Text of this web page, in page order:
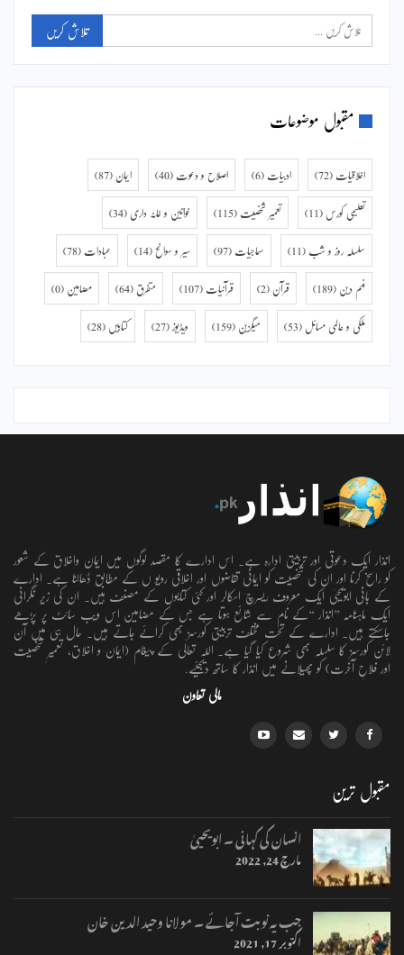
مقبول موضوعات
اخلاقیات (72) ادبیات (6) اصلاح و دعوت (40) ایمان (87)
تعلیمی کورس (11) تعمیر شخصیت (115) خواتین و خانہ داری (34)
سلسلہ روز و شب (11) سماجیات (97) سیر و سوانح (14) عبادات (78)
فہم دین (189) قرآن (2) قرآنیات (107) متفرق (64) مضامین (0)
ملکی و عالمی مسائل (53) میگزین (159) ویڈیوز (27) کتابیں (28)
انذار ایک دعوتی اور تربیتی ادارہ ہے۔ اس ادارے کا مقصد لوگوں میں ایمان واخلاق کے شعور
کو راسخ کرنا اور ان کی شخصیت کو ایمانی تقاضوں اور اخلاقی رویو ں کے مطابق ڈھالنا ہے۔ ادارے
کے بانی ابویحییٰ ایک معروف ریسرچ اسکالر اور کئی کتابوں کے مصنف ہیں۔ ان کی زیر نگرانی
ایک ماہنامہ ’’انذار ‘‘کے نام سے شائع ہوتا ہے جس کے مضامین اس ویب سائٹ پر پڑھے
جاسکتے ہیں۔ ادارے کے تحت مختلف تربیتی کورسز بھی کرائے جاتے ہیں۔ حال ہی میں آن
لائن کورسز کا سلسلہ بھی شروع کیا گیا ہے۔ اللہ تعالٰی کے پیغام (ایمان و اخلاق، تعمیرِ شخصیت
اور فلاحِ آخرت) کو پھیلانے میں انذار کا ساتھ دیجئیے.
مالی تعاون
مقبول ترین
انسان کی کہانی ۔ ابویحییٰ
مارچ 24, 2022
جب یہ نوبت آجائے ۔ مولانا وحید الدین خان
اکتوبر 17, 2021